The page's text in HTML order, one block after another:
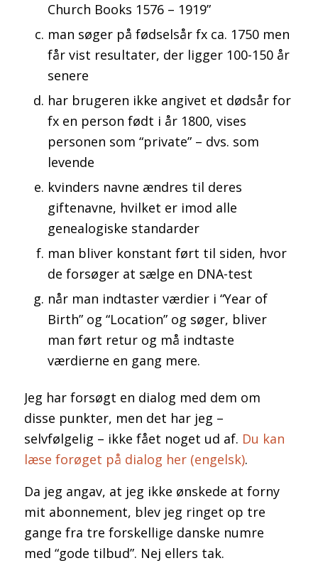
Church Books 1576 – 1919”
man søger på fødselsår fx ca. 1750 men
får vist resultater, der ligger 100-150 år
senere
har brugeren ikke angivet et dødsår for
fx en person født i år 1800, vises
personen som “private” – dvs. som
levende
kvinders navne ændres til deres
giftenavne, hvilket er imod alle
genealogiske standarder
man bliver konstant ført til siden, hvor
de forsøger at sælge en DNA-test
når man indtaster værdier i “Year of
Birth” og “Location” og søger, bliver
man ført retur og må indtaste
værdierne en gang mere.
Jeg har forsøgt en dialog med dem om
disse punkter, men det har jeg –
selvfølgelig – ikke fået noget ud af. Du kan
læse forøget på dialog her (engelsk).
Da jeg angav, at jeg ikke ønskede at forny
mit abonnement, blev jeg ringet op tre
gange fra tre forskellige danske numre
med “gode tilbud”. Nej ellers tak.